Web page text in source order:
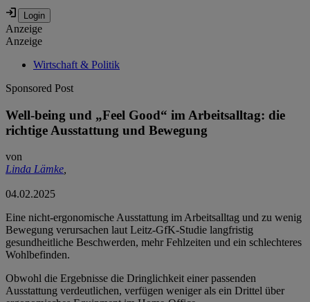
Anzeige
Anzeige
Wirtschaft & Politik
Sponsored Post
Well-being und „Feel Good“ im Arbeitsalltag: die
richtige Ausstattung und Bewegung
von
Linda Lämke,
04.02.2025
Eine nicht-ergonomische Ausstattung im Arbeitsalltag und zu wenig
Bewegung verursachen laut Leitz-GfK-Studie langfristig
gesundheitliche Beschwerden, mehr Fehlzeiten und ein schlechteres
Wohlbefinden.
Obwohl die Ergebnisse die Dringlichkeit einer passenden
Ausstattung verdeutlichen, verfügen weniger als ein Drittel über